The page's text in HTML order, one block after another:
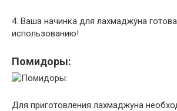
4. Ваша начинка для лахмаджуна
использованию!
Помидоры:
Для приготовления лахмаджуна